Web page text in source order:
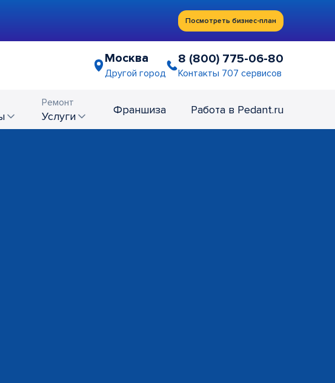
Посмотреть бизнес-план
Москва
Другой город
8 (800) 775-06-80
Контакты 707 сервисов
Ремонт
услуги Франшиза Работа в Pedant.ru